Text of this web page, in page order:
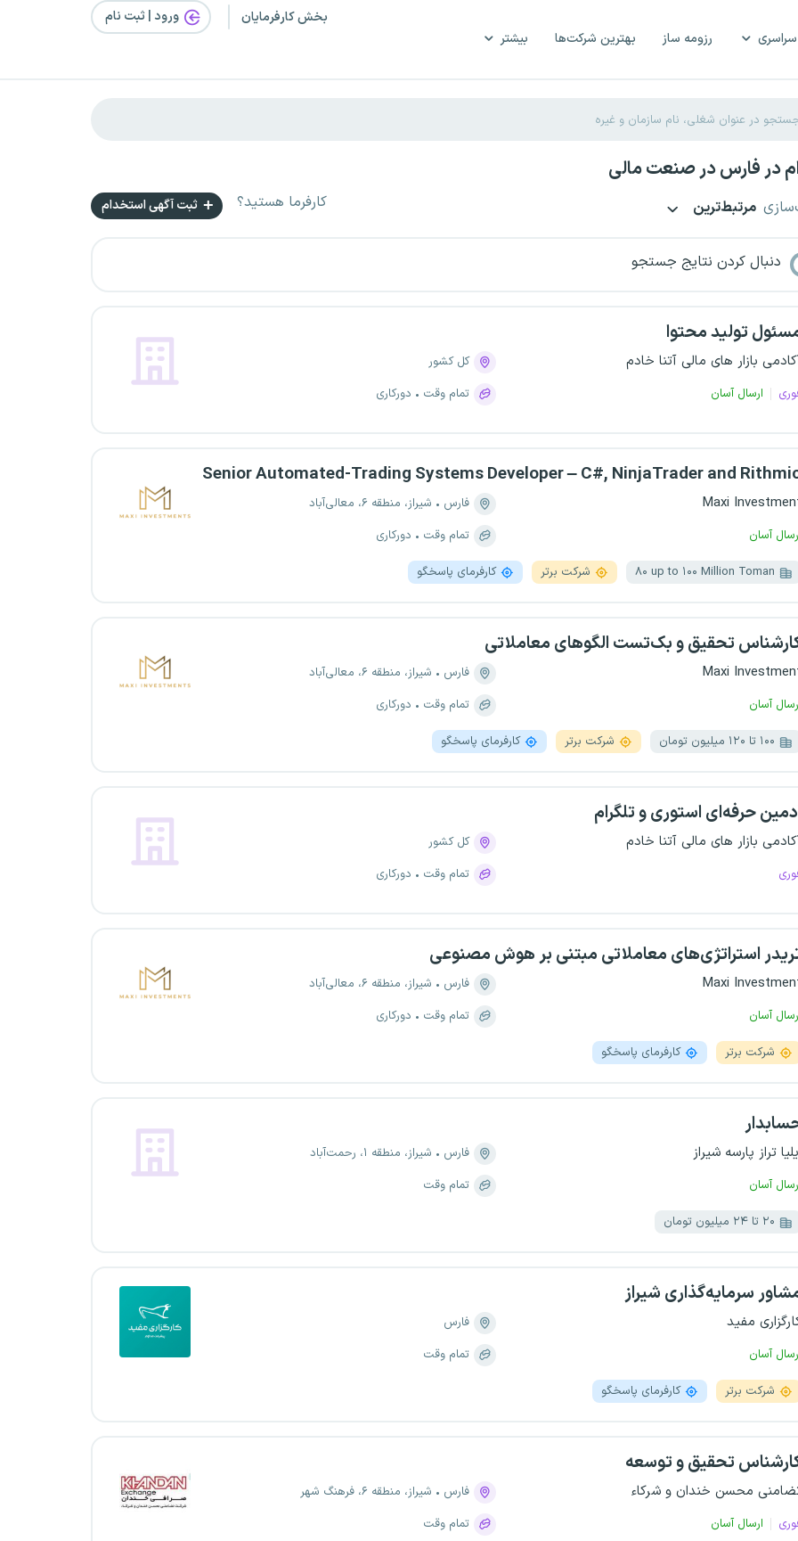
رزومه ساز بهترین شرکت‌ها بیشتر
بخش کارفرمایان ورود | ثبت‌ نام
در فارس در صنعت مالی
مرتبط‌ترین کارفرما هستید؟ ثبت آگهی استخدام
دنبال کردن نتایج جستجو
تولید محتوا
بازار های مالی آتنا خادم
ارسال آسان
کل کشور
تمام وقت
دورکاری
Senior Automated-Trading Systems Developer – C#, NinjaTrader and
Maxi
آسان
فارس
شیراز، منطقه ۶، معالی‌آباد
تمام وقت
دورکاری
۸۰ up to ۱۰۰ Million Toman شرکت برتر کارفرمای پاسخگو
تحقیق و بک‌تست الگوهای معاملاتی
Maxi
آسان
فارس
شیراز، منطقه ۶، معالی‌آباد
تمام وقت
دورکاری
۱۰۰ تا ۱۲۰ میلیون تومان شرکت برتر کارفرمای پاسخگو
حرفه‌ای استوری و تلگرام
بازار های مالی آتنا خادم
کل کشور
تمام وقت
دورکاری
استراتژی‌های معاملاتی مبتنی بر هوش مصنوعی
Maxi
آسان
فارس
شیراز، منطقه ۶، معالی‌آباد
تمام وقت
دورکاری
شرکت برتر کارفرمای پاسخگو
تراز پارسه شیراز
آسان
فارس
شیراز، منطقه ۱، رحمت‌آباد
تمام وقت
۲۰ تا ۲۴ میلیون تومان
سرمایه‌گذاری شیراز
مفید
آسان
فارس
تمام وقت
شرکت برتر کارفرمای پاسخگو
تحقیق و توسعه
محسن خندان و شرکاء
ارسال آسان
فارس
شیراز، منطقه ۶، فرهنگ شهر
تمام وقت